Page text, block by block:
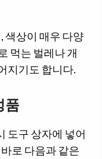
색상이 매우 다양
먹는 벌레나 개
지기도 합니다.
품
도구 상자에 넣어
로 다음과 같은